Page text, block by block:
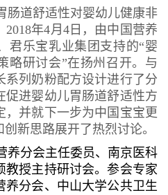
道舒适性对婴幼儿健康非
年4月4日，由中国营养
君乐宝乳业集团支持的“婴
略研讨会”在扬州召开。与
系列奶粉配方设计进行了分
促进婴幼儿胃肠道舒适性方
，并就下一步为中国宝宝更
新思路展开了热烈讨论。
分会主任委员、南京医科
教授主持研讨会。参会专家
养分会、中山大学公共卫生